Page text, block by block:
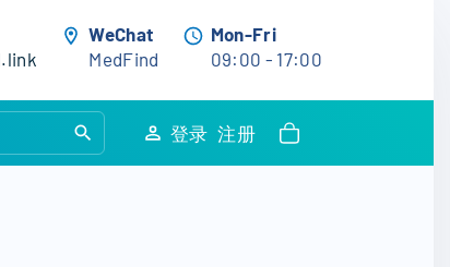
WeChat
MedFind
Mon-Fri
09:00 - 17:00
e
登录 注册